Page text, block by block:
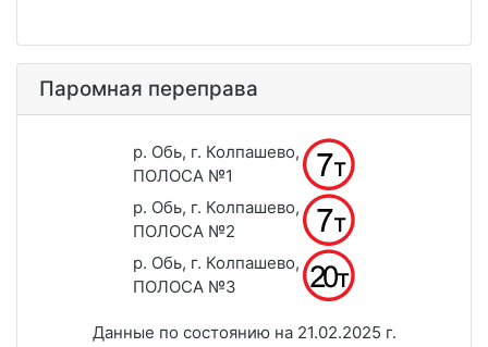
Паромная переправа
р. Обь, г. Колпашево,
ПОЛОСА №1
р. Обь, г. Колпашево,
ПОЛОСА №2
р. Обь, г. Колпашево,
ПОЛОСА №3
Данные по состоянию на 21.02.2025 г.